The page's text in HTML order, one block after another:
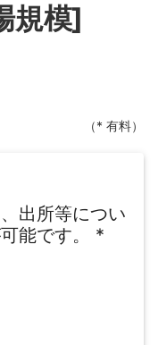
規模]
（* 有料）
出所等につい
能です。
*